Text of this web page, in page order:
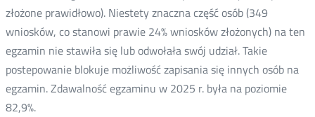
złożone prawidłowo). Niestety znaczna część osób (349
wniosków, co stanowi prawie 24% wniosków złożonych) na ten
egzamin nie stawiła się lub odwołała swój udział. Takie
postepowanie blokuje możliwość zapisania się innych osób na
egzamin. Zdawalność egzaminu w 2025 r. była na poziomie
82,9%.